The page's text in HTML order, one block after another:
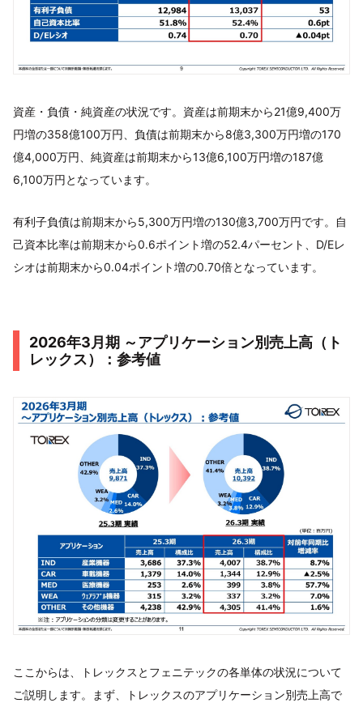
資産・負債・純資産の状況です。資産は前期末から21億9,400万
円増の358億100万円、負債は前期末から8億3,300万円増の170
億4,000万円、純資産は前期末から13億6,100万円増の187億
6,100万円となっています。
有利子負債は前期末から5,300万円増の130億3,700万円です。自
己資本比率は前期末から0.6ポイント増の52.4パーセント、D/Eレ
シオは前期末から0.04ポイント増の0.70倍となっています。
2026年3月期 ～アプリケーション別売上高（ト
レックス）：参考値
ここからは、トレックスとフェニテックの各単体の状況について
ご説明します。まず、トレックスのアプリケーション別売上高で